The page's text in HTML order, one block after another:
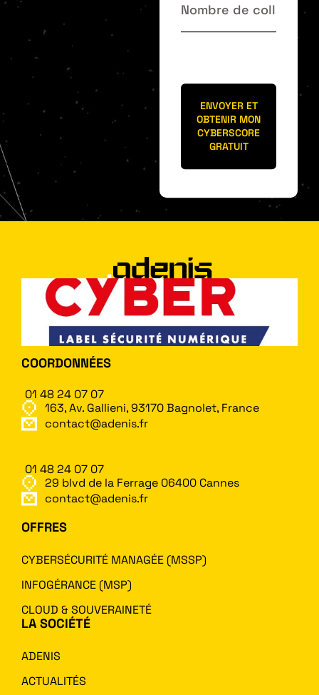
ENVOYER ET
OBTENIR MON
CYBERSCORE
GRATUIT
COORDONNÉES
01 48 24 07 07
163, Av. Gallieni, 93170 Bagnolet, France
contact@adenis.fr
01 48 24 07 07
29 blvd de la Ferrage 06400 Cannes
contact@adenis.fr
OFFRES
CYBERSÉCURITÉ MANAGÉE (MSSP)
INFOGÉRANCE (MSP)
CLOUD & SOUVERAINETÉ
LA SOCIÉTÉ
ADENIS
ACTUALITÉS